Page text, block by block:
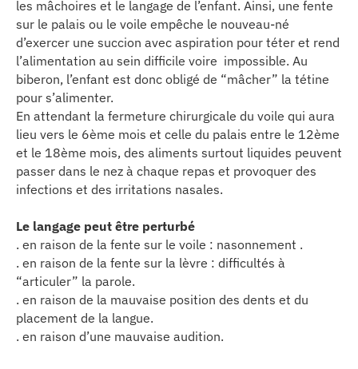
les mâchoires et le langage de l’enfant. Ainsi, une fente
sur le palais ou le voile empêche le nouveau-né
d’exercer une succion avec aspiration pour téter et rend
l’alimentation au sein difficile voire impossible. Au
biberon, l’enfant est donc obligé de “mâcher” la tétine
pour s’alimenter.
En attendant la fermeture chirurgicale du voile qui aura
lieu vers le 6ème mois et celle du palais entre le 12ème
et le 18ème mois, des aliments surtout liquides peuvent
passer dans le nez à chaque repas et provoquer des
infections et des irritations nasales.
Le langage peut être perturbé
. en raison de la fente sur le voile : nasonnement .
. en raison de la fente sur la lèvre : difficultés à
“articuler” la parole.
. en raison de la mauvaise position des dents et du
placement de la langue.
. en raison d’une mauvaise audition.